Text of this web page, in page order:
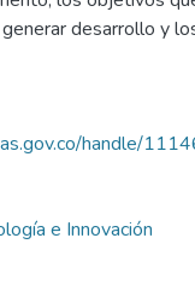
desarrollo y
handle/
e Innovación